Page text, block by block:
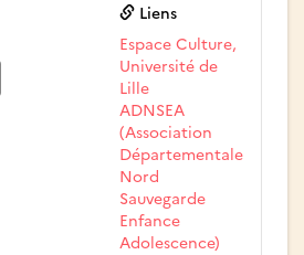
Liens
Espace Culture,
Université de
Lille
ADNSEA
(Association
Départementale
Nord
Sauvegarde
Enfance
Adolescence)